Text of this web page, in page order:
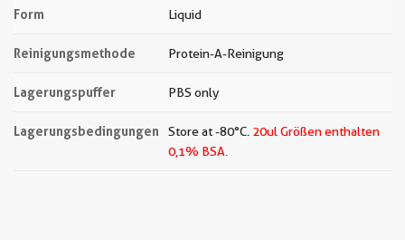
Form Liquid
Reinigungsmethode Protein-A-Reinigung
Lagerungspuffer PBS only
Lagerungsbedingungen Store at -80°C. 20ul Größen enthalten
0,1% BSA.